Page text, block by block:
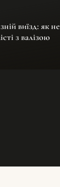
виїзд: як не
з валізою